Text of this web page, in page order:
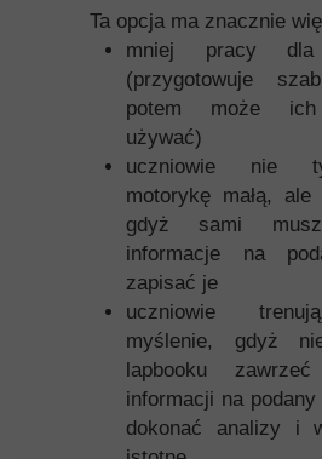
Ta opcja ma znacznie
mniej pracy dla
(przygotowuje
potem może ich
używać)
uczniowie nie
motorykę małą,
gdyż sami
informacje na
zapisać je
uczniowie
myślenie, gdyż
lapbooku
informacji na
dokonać analizy i